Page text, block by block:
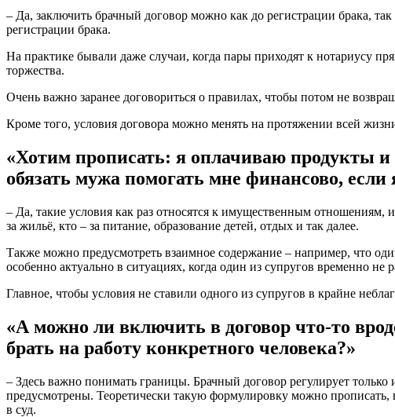
– Да, заключить брачный договор можно как до регистрации брака,
регистрации брака.
На практике бывали даже случаи, когда пары приходят к нотариусу
торжества.
Очень важно заранее договориться о правилах, чтобы потом не
Кроме того, условия договора можно менять на протяжении всей
«Хотим прописать: я оплачиваю продукты
обязать мужа помогать мне финансово, если
– Да, такие условия как раз относятся к имущественным
за жильё, кто – за питание, образование детей, отдых и так далее.
Также можно предусмотреть взаимное содержание – например, что
особенно актуально в ситуациях, когда один из супругов временно не
Главное, чтобы условия не ставили одного из супругов в крайне
«А можно ли включить в договор что-то
брать на работу конкретного человека?»
– Здесь важно понимать границы. Брачный договор регулирует
предусмотрены. Теоретически такую формулировку можно прописать,
в суд.